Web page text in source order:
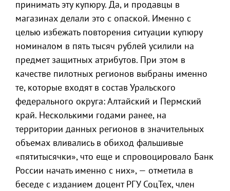
принимать эту купюру. Да, и продавцы в
магазинах делали это с опаской. Именно с
целью избежать повторения ситуации купюру
номиналом в пять тысяч рублей усилили на
предмет защитных атрибутов. При этом в
качестве пилотных регионов выбраны именно
те, которые входят в состав Уральского
федерального округа: Алтайский и Пермский
край. Несколькими годами ранее, на
территории данных регионов в значительных
объемах вливались в обиход фальшивые
«пятитысячки», что еще и спровоцировало Банк
России начать именно с них», — отметила в
беседе с изданием доцент РГУ СоцТех, член